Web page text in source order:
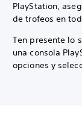
PlayStation,
de trofeos en
Ten presente lo
una consola
opciones y